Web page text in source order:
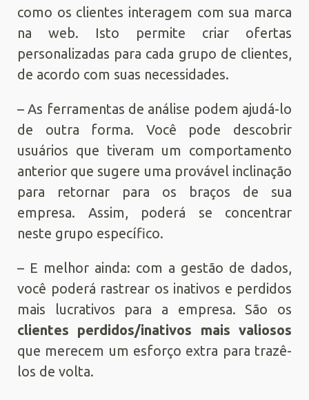
como os clientes interagem com sua marca
na web. Isto permite criar ofertas
personalizadas para cada grupo de clientes,
de acordo com suas necessidades.
– As ferramentas de análise podem ajudá-lo
de outra forma. Você pode descobrir
usuários que tiveram um comportamento
anterior que sugere uma provável inclinação
para retornar para os braços de sua
empresa. Assim, poderá se concentrar
neste grupo específico.
– E melhor ainda: com a gestão de dados,
você poderá rastrear os inativos e perdidos
mais lucrativos para a empresa. São os
clientes perdidos/inativos mais valiosos
que merecem um esforço extra para trazê-
los de volta.